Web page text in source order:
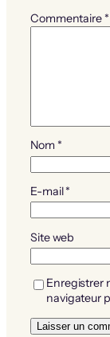
Commentaire *
Nom *
E-mail*
Site web
Enregistrer
navigateur